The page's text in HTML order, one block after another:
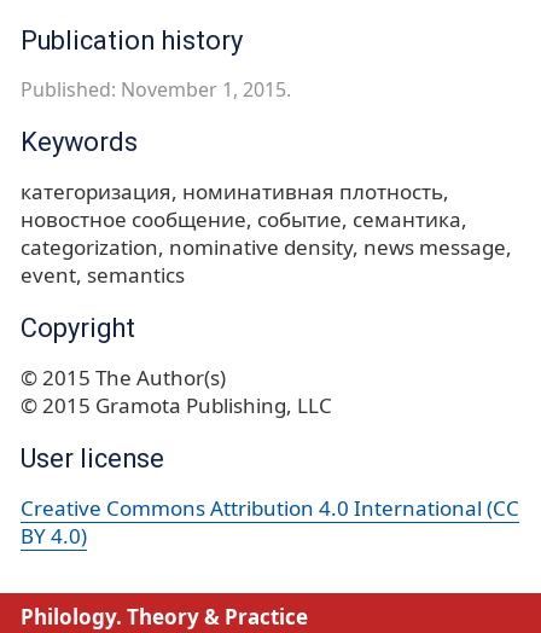
Publication history
Published: November 1, 2015.
Keywords
категоризация номинативная плотность
новостное сообщение событие семантика
categorization nominative density news message
event semantics
Copyright
© 2015 The Author(s)
© 2015 Gramota Publishing, LLC
User license
Creative Commons Attribution 4.0 International (CC
BY 4.0)
Philology. Theory & Practice